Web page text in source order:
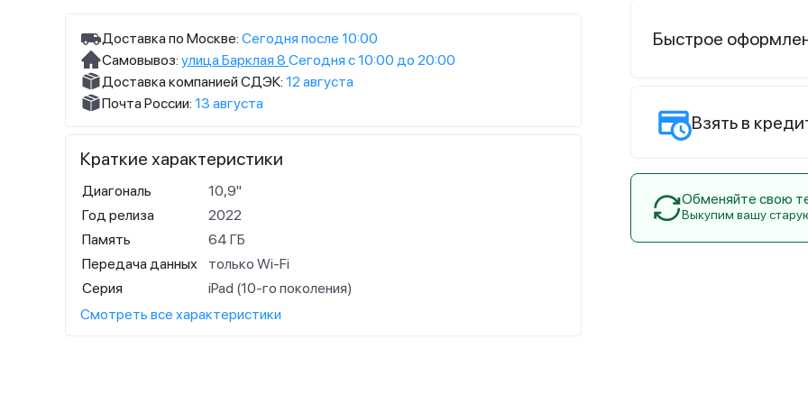
Доставка по Москве: Сегодня после 10:00
Самовывоз: улица Барклая 8 Сегодня с 10:00 до 20:00
Доставка компанией СДЭК: 12 августа
Почта России: 13 августа
Краткие характеристики
Диагональ
10,9"
Год релиза
2022
Память
64 ГБ
Передача данных
только Wi-Fi
Серия
iPad (10-го поколения)
Смотреть все характеристики
Быстрое
Взять в
Обменяйте свою
Выкупим вашу